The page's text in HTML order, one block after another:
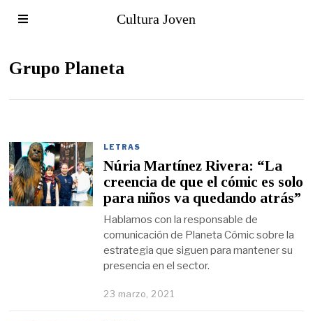
Cultura Joven
Grupo Planeta
LETRAS
Núria Martínez Rivera: “La
creencia de que el cómic es solo
para niños va quedando atrás”
Hablamos con la responsable de
comunicación de Planeta Cómic sobre la
estrategia que siguen para mantener su
presencia en el sector.
23 marzo, 2021